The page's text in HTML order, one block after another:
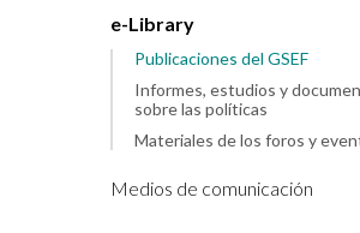
e-Library
Publicaciones del GSEF
Informes, estudios y
sobre las políticas
Materiales de los foros y
Medios de comunicación